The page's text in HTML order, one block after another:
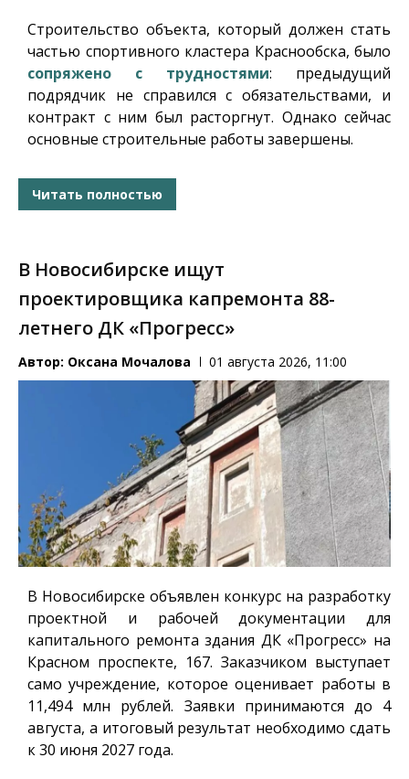
Строительство объекта, который должен стать
частью спортивного кластера Краснообска, было
сопряжено с трудностями: предыдущий
подрядчик не справился с обязательствами, и
контракт с ним был расторгнут. Однако сейчас
основные строительные работы завершены.
Читать полностью
В Новосибирске ищут
проектировщика капремонта 88-
летнего ДК «Прогресс»
Автор: Оксана Мочалова 01 августа 2026, 11:00
В Новосибирске объявлен конкурс на разработку
проектной и рабочей документации для
капитального ремонта здания ДК «Прогресс» на
Красном проспекте, 167. Заказчиком выступает
само учреждение, которое оценивает работы в
11,494 млн рублей. Заявки принимаются до 4
августа, а итоговый результат необходимо сдать
к 30 июня 2027 года.